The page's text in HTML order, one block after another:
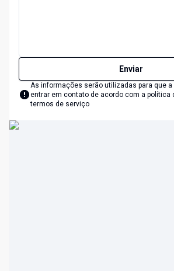
Enviar
As informações serão utilizadas para que
entrar em contato de acordo com a política
termos de serviço